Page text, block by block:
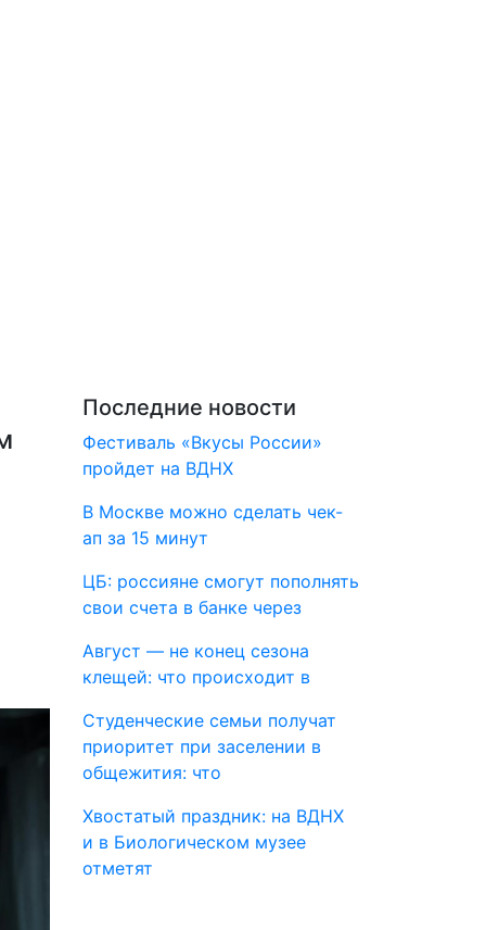
Последние новости
Фестиваль «Вкусы России»
пройдет на ВДНХ
В Москве можно сделать чек-
ап за 15 минут
ЦБ: россияне смогут пополнять
свои счета в банке через
Август — не конец сезона
клещей: что происходит в
Студенческие семьи получат
приоритет при заселении в
общежития: что
Хвостатый праздник: на ВДНХ
и в Биологическом музее
отметят